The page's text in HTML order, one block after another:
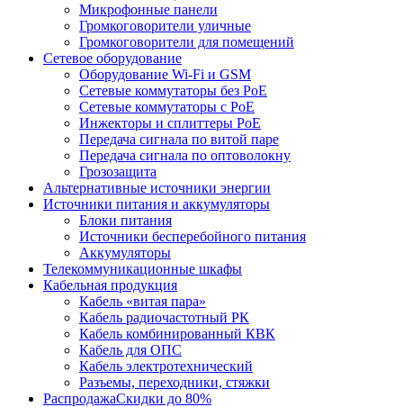
Микрофонные панели
Громкоговорители уличные
Громкоговорители для помещений
Сетевое оборудование
Оборудование Wi-Fi и GSM
Сетевые коммутаторы без PoE
Сетевые коммутаторы с PoE
Инжекторы и сплиттеры PoE
Передача сигнала по витой паре
Передача сигнала по оптоволокну
Грозозащита
Альтернативные источники энергии
Источники питания и аккумуляторы
Блоки питания
Источники бесперебойного питания
Аккумуляторы
Телекоммуникационные шкафы
Кабельная продукция
Кабель «витая пара»
Кабель радиочастотный РК
Кабель комбинированный КВК
Кабель для ОПС
Кабель электротехнический
Разъемы, переходники, стяжки
РаспродажаСкидки до 80%